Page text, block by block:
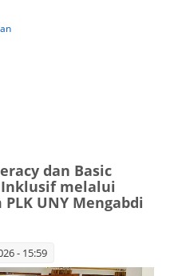
dan Basic
melalui
UNY Mengabdi
- 15:59